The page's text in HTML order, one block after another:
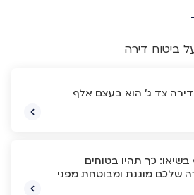
ביטוח דירה
דירה צד ג' הוא בעצם אלף
כך תהיו בטוחים
שלכם מוגנת ומבוטחת מפני